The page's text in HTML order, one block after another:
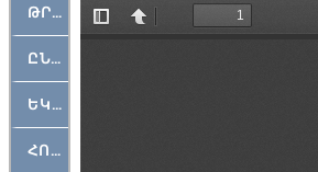
ԹՐՔԱՀԱՅ ԿԵԱՆՔ
ԸՆԿԵՐԱՄՇԱԿՈՒԹԱՅԻՆ
ԵԿԵՂԵՑԱԿԱՆ
ՀՈԳԵՄՏԱՒՈՐ